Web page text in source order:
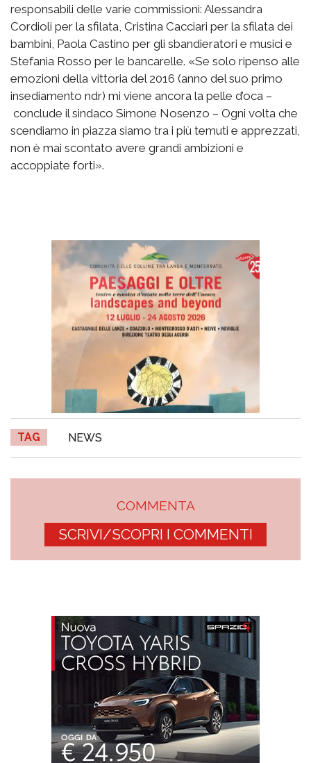
responsabili delle varie commissioni: Alessandra
Cordioli per la sfilata, Cristina Cacciari per la sfilata dei
bambini, Paola Castino per gli sbandieratori e musici e
Stefania Rosso per le bancarelle. «Se solo ripenso alle
emozioni della vittoria del 2016 (anno del suo primo
insediamento ndr) mi viene ancora la pelle d’oca –
conclude il sindaco Simone Nosenzo – Ogni volta che
scendiamo in piazza siamo tra i più temuti e apprezzati,
non è mai scontato avere grandi ambizioni e
accoppiate forti».
TAG NEWS
COMMENTA
SCRIVI/SCOPRI I COMMENTI